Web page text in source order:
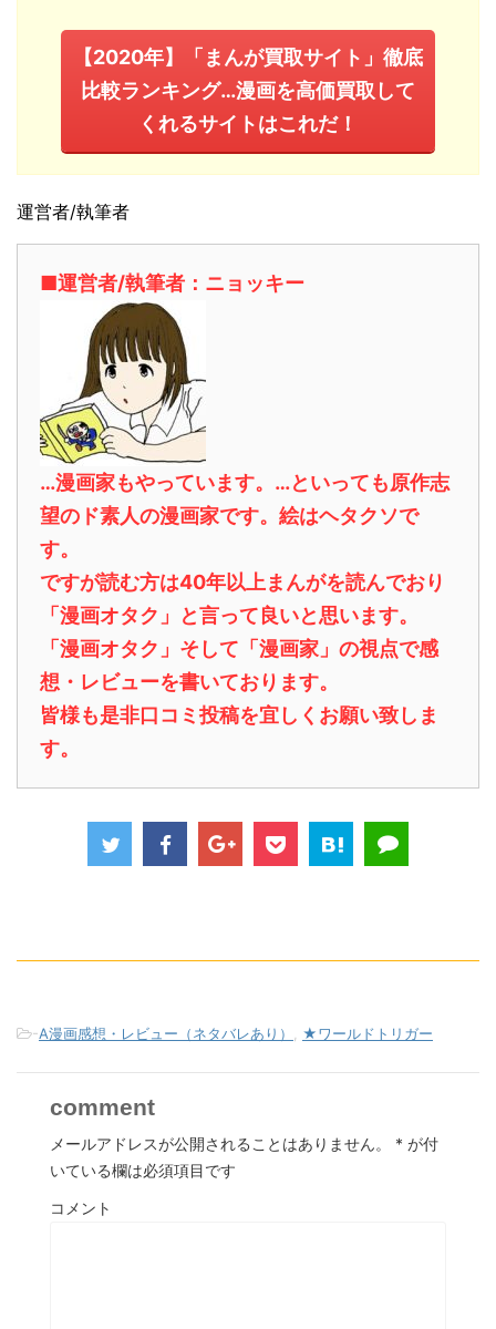
【2020年】「まんが買取サイト」徹底
比較ランキング…漫画を高価買取して
くれるサイトはこれだ！
運営者/執筆者
■運営者/執筆者：ニョッキー
…漫画家もやっています。…といっても原作志
望のド素人の漫画家です。絵はヘタクソで
す。
ですが読む方は40年以上まんがを読んでおり
「漫画オタク」と言って良いと思います。
「漫画オタク」そして「漫画家」の視点で感
想・レビューを書いております。
皆様も是非口コミ投稿を宜しくお願い致しま
す。
-A漫画感想・レビュー（ネタバレあり） ★ワールドトリガー
comment
メールアドレスが公開されることはありません。 * が付
いている欄は必須項目です
コメント